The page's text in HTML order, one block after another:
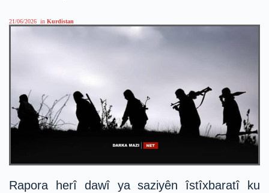
21/06/2026 in Kurdistan
Rapora herî dawî ya saziyên îstîxbaratî ku